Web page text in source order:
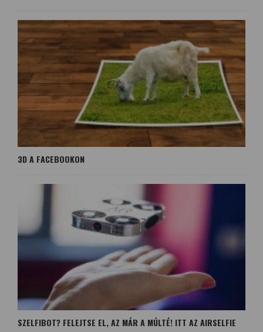
3D A FACEBOOKON
SZELFIBOT? FELEJTSE EL, AZ MÁR A MÚLTÉ! ITT AZ AIRSELFIE